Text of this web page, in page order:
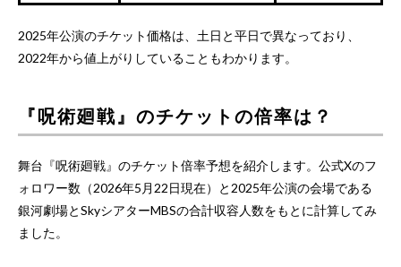
2025年公演のチケット価格は、土日と平日で異なっており、
2022年から値上がりしていることもわかります。
『呪術廻戦』のチケットの倍率は？
舞台『呪術廻戦』のチケット倍率予想を紹介します。公式Xのフ
ォロワー数（2026年5月22日現在）と2025年公演の会場である
銀河劇場とSkyシアターMBSの合計収容人数をもとに計算してみ
ました。